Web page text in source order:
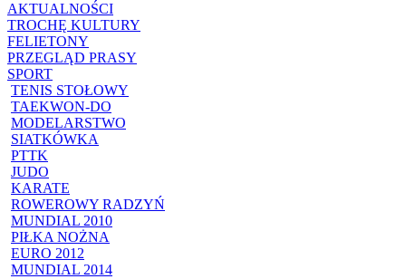
AKTUALNOŚCI
TROCHĘ KULTURY
FELIETONY
PRZEGLĄD PRASY
SPORT
TENIS STOŁOWY
TAEKWON-DO
MODELARSTWO
SIATKÓWKA
PTTK
JUDO
KARATE
ROWEROWY RADZYŃ
MUNDIAL 2010
PIŁKA NOŻNA
EURO 2012
MUNDIAL 2014